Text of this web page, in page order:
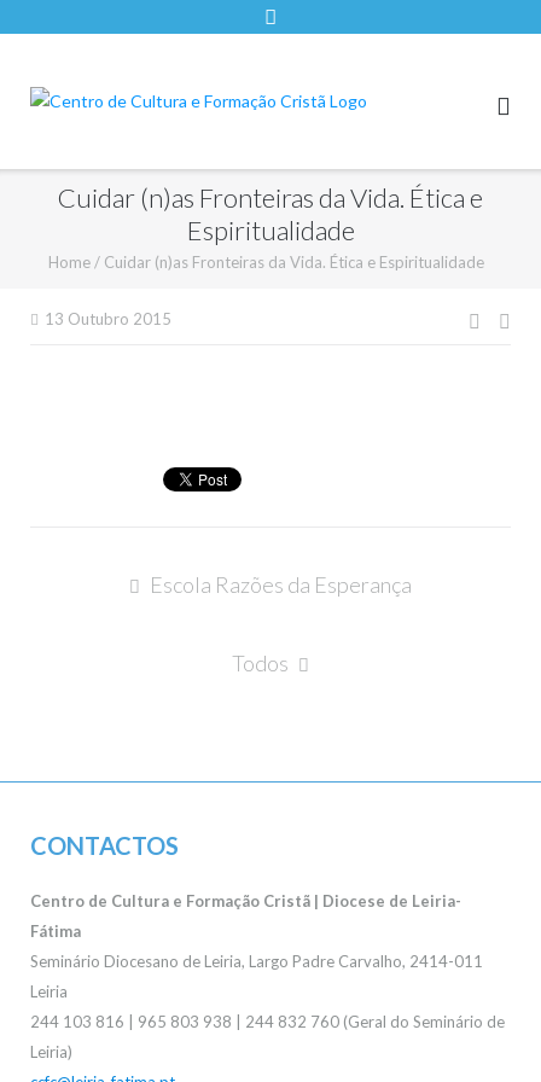
Cuidar (n)as Fronteiras da Vida. Ética e
Espiritualidade
Home / Cuidar (n)as Fronteiras da Vida. Ética e Espiritualidade
13 Outubro 2015
NavegaçãoEscola Razões da Esperança
Todos
CONTACTOS
Centro de Cultura e Formação Cristã | Diocese de Leiria-
Fátima
Seminário Diocesano de Leiria, Largo Padre Carvalho, 2414-011
Leiria
244 103 816 | 965 803 938 | 244 832 760 (Geral do Seminário de
Leiria)